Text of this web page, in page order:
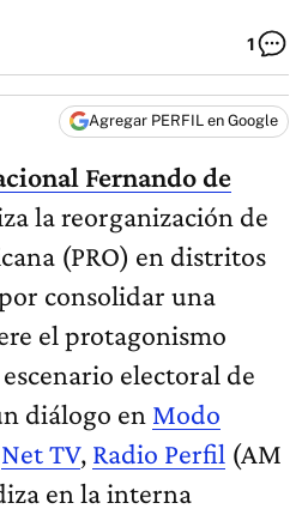
1
Agregar PERFIL en Google
Fernando de
la reorganización de
(PRO) en distritos
consolidar una
el protagonismo
electoral de
diálogo en Modo
Net TV, Radio Perfil (AM
en la interna